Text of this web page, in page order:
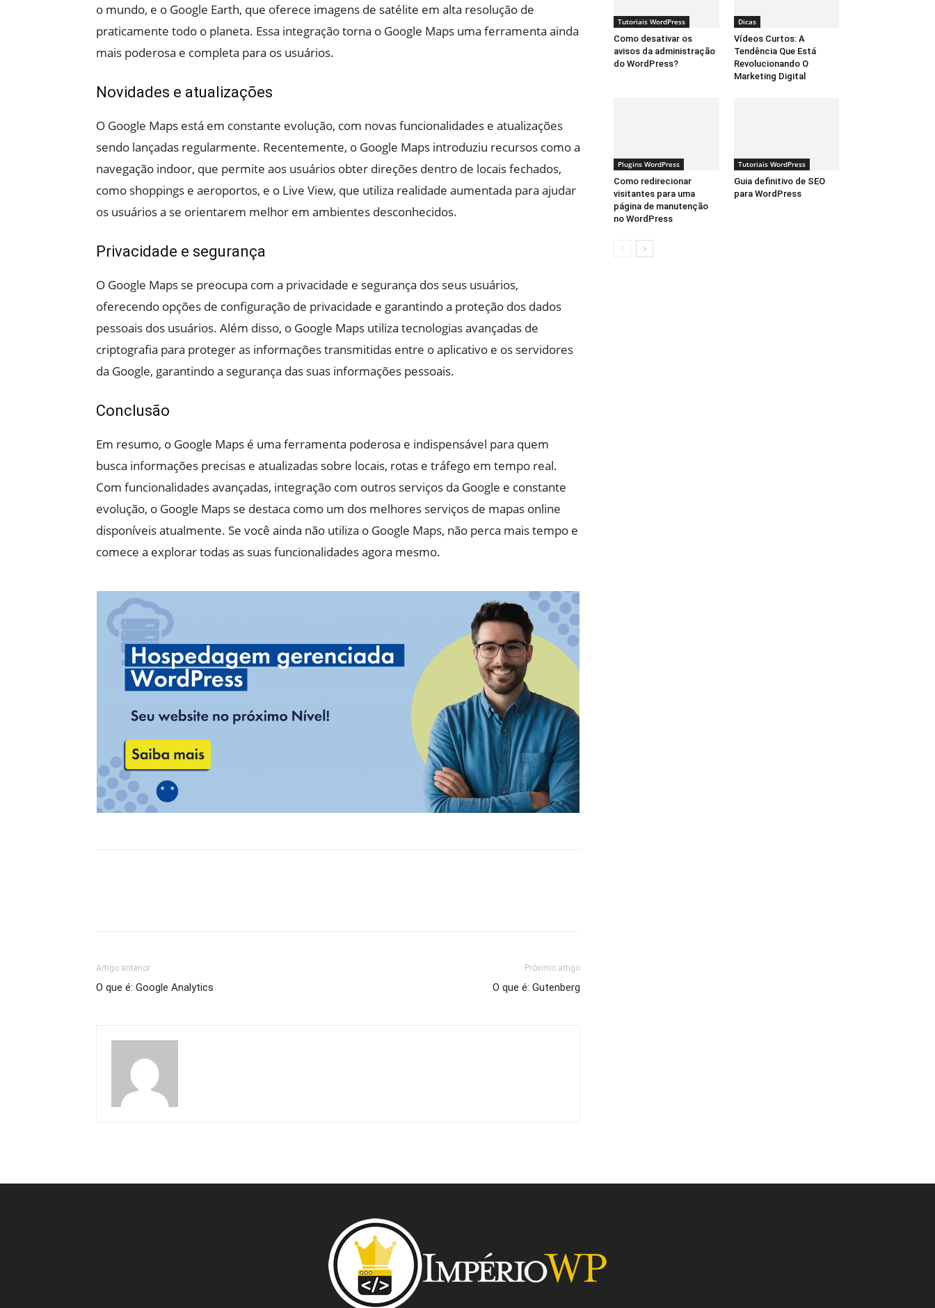
o mundo, e o Google Earth, que oferece imagens de satélite em alta resolução de
praticamente todo o planeta. Essa integração torna o Google Maps uma ferramenta ainda
mais poderosa e completa para os usuários.
Novidades e atualizações
O Google Maps está em constante evolução, com novas funcionalidades e atualizações
sendo lançadas regularmente. Recentemente, o Google Maps introduziu recursos como a
navegação indoor, que permite aos usuários obter direções dentro de locais fechados,
como shoppings e aeroportos, e o Live View, que utiliza realidade aumentada para ajudar
os usuários a se orientarem melhor em ambientes desconhecidos.
Privacidade e segurança
O Google Maps se preocupa com a privacidade e segurança dos seus usuários,
oferecendo opções de configuração de privacidade e garantindo a proteção dos dados
pessoais dos usuários. Além disso, o Google Maps utiliza tecnologias avançadas de
criptografia para proteger as informações transmitidas entre o aplicativo e os servidores
da Google, garantindo a segurança das suas informações pessoais.
Conclusão
Em resumo, o Google Maps é uma ferramenta poderosa e indispensável para quem
busca informações precisas e atualizadas sobre locais, rotas e tráfego em tempo real.
Com funcionalidades avançadas, integração com outros serviços da Google e constante
evolução, o Google Maps se destaca como um dos melhores serviços de mapas online
disponíveis atualmente. Se você ainda não utiliza o Google Maps, não perca mais tempo e
comece a explorar todas as suas funcionalidades agora mesmo.
Artigo anterior
O que é: Google Analytics
Próximo artigo
O que é: Gutenberg
Tutoriais WordPress
Como desativar os
avisos da administração
do WordPress?
Dicas
Vídeos Curtos: A
Tendência Que Está
Revolucionando O
Marketing Digital
Plugins WordPress
Como redirecionar
visitantes para uma
página de manutenção
no WordPress
Tutoriais WordPress
Guia definitivo de SEO
para WordPress